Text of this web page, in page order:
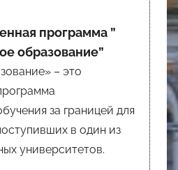
программа ”
образование”
– это
за границей для
в один из
университетов.